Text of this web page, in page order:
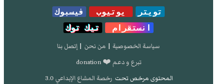
تويتر يوتيوب
فيسبوك
انستقرام
تيك توك
سياسة الخصوصية | من نحن | إتصل بنا
تبرع و دعم ❤️ donation
المحتوى مرخص تحت رخصة المشاع الإبداعي 3.0